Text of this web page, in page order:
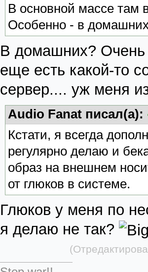
В основной массе там
Особенно - в
В домашних? Очень
еще есть какой-то
сервер.... уж меня
Audio Fanat писал(а):
Кстати, я всегда
регулярно делаю и
образ на внешнем
от глюков в системе.
Глюков у меня по
я делаю не так?